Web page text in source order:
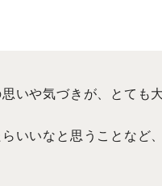
いや気づきが、とても
いいなと思うことなど